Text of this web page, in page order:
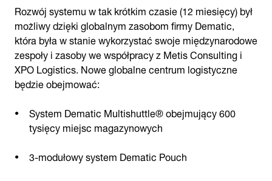
Rozwój systemu w tak krótkim czasie (12 miesięcy) był
możliwy dzięki globalnym zasobom firmy Dematic,
która była w stanie wykorzystać swoje międzynarodowe
zespoły i zasoby we współpracy z Metis Consulting i
XPO Logistics. Nowe globalne centrum logistyczne
będzie obejmować:
System Dematic Multishuttle® obejmujący 600
tysięcy miejsc magazynowych
3-modułowy system Dematic Pouch